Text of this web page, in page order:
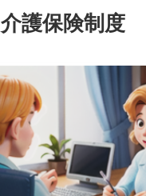
介護保険制度